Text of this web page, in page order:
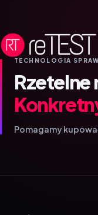
TECHNOLOGIA
Rzetelne
Pomagamy